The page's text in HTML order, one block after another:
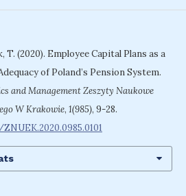
T. (2020). Employee Capital Plans as a
of Poland’s Pension System.
and Management Zeszyty Naukowe
W Krakowie, 1(985), 9-28.